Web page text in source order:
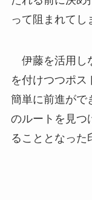
って阻まれてし
伊藤を活用し
を付けつつポス
簡単に前進がで
のルートを見つ
ることとなった